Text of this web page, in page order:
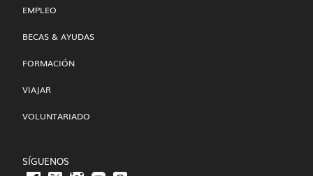
EMPLEO
BECAS & AYUDAS
FORMACIÓN
VIAJAR
VOLUNTARIADO
SÍGUENOS